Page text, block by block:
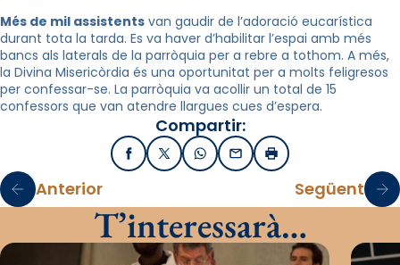
Més de mil assistents van gaudir de l’adoració eucarística
durant tota la tarda. Es va haver d’habilitar l’espai amb més
bancs als laterals de la parròquia per a rebre a tothom. A més,
la Divina Misericòrdia és una oportunitat per a molts feligresos
per confessar-se. La parròquia va acollir un total de 15
confessors que van atendre llargues cues d’espera.
Compartir:
FacebookX / TwitterWhatsApp
EmailImprimir
Anterior Següent
T’interessarà…